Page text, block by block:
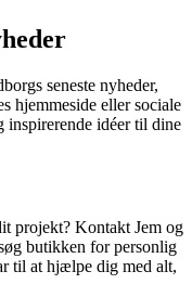
seneste nyheder,
hjemmeside eller sociale
inspirerende idéer til dine
projekt? Kontakt Jem og
butikken for personlig
til at hjælpe dig med alt,